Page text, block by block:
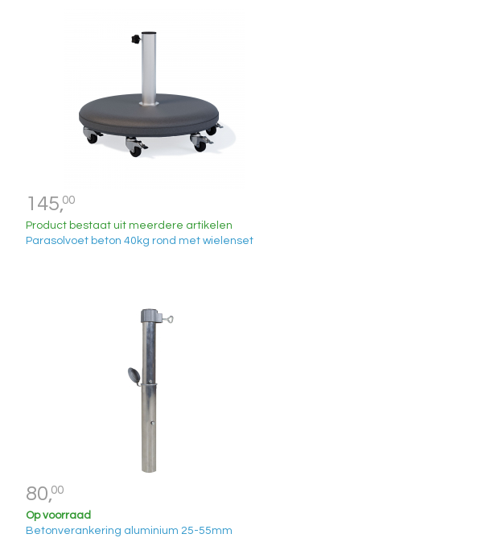
145,00
Product bestaat uit meerdere artikelen
Parasolvoet beton 40kg rond met wielenset
80,00
Op voorraad
Betonverankering aluminium 25-55mm